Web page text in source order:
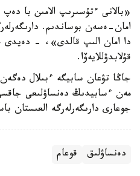
«بالانى ءتۇسىرىپ الامىن با دەپ
امان-ەسەن بوساندىم.
دا امان الىپ قالدى»، - دەيدى
قۇلابدۋللايەۆا.
جاڭا تۋعان سابيگە ءبىلال
مەن ءسابيدىڭ دەنساۋلىعى
جوعارى دارىگەرلەرگە العىستان
دەنساۋلىق قوعام